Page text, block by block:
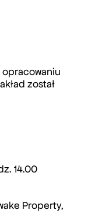
opracowaniu
został
14.00
Property,